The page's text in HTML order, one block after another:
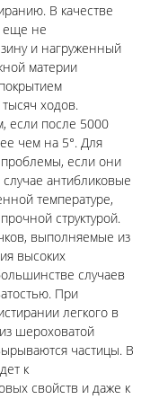
В качестве
еще не
и нагруженный
материи
ходов.
если после 5000
чем на 5°. Для
проблемы, если они
антибликовые
температуре,
структурой.
выполняемые из
высоких
случаев
При
легкого в
шероховатой
частицы. В
к
свойств и даже к